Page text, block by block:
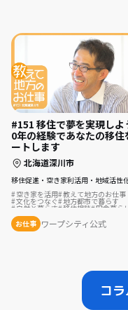
#151 移住で夢を実現しよ
0年の経験であなたの移住
ートします
北海道深川市
移住促進・空き家利活用・地域活性
空き家を活用 教えて地方のお仕事
文化をつなぐ 地方都市で暮らす
自然と暮らす 移住相談 田舎暮らし
夢の暮らし
お仕事 ワープシティ公式
コ